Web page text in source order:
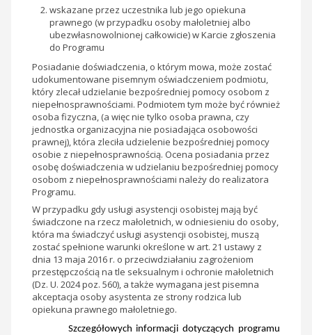
wskazane przez uczestnika lub jego opiekuna
prawnego (w przypadku osoby małoletniej albo
ubezwłasnowolnionej całkowicie) w Karcie zgłoszenia
do Programu
Posiadanie doświadczenia, o którym mowa, może zostać
udokumentowane pisemnym oświadczeniem podmiotu,
który zlecał udzielanie bezpośredniej pomocy osobom z
niepełnosprawnościami. Podmiotem tym może być również
osoba fizyczna, (a więc nie tylko osoba prawna, czy
jednostka organizacyjna nie posiadająca osobowości
prawnej), która zleciła udzielenie bezpośredniej pomocy
osobie z niepełnosprawnością. Ocena posiadania przez
osobę doświadczenia w udzielaniu bezpośredniej pomocy
osobom z niepełnosprawnościami należy do realizatora
Programu.
W przypadku gdy usługi asystencji osobistej mają być
świadczone na rzecz małoletnich, w odniesieniu do osoby,
która ma świadczyć usługi asystencji osobistej, muszą
zostać spełnione warunki określone w art. 21 ustawy z
dnia 13 maja 2016 r. o przeciwdziałaniu zagrożeniom
przestępczością na tle seksualnym i ochronie małoletnich
(Dz. U. 2024 poz. 560), a także wymagana jest pisemna
akceptacja osoby asystenta ze strony rodzica lub
opiekuna prawnego małoletniego.
Szczegółowych informacji dotyczących programu